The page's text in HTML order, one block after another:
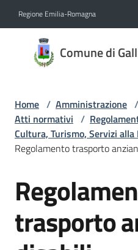
Regione Emilia-Romagna
Comune di
Comune
di
Amministrazione
Menu selezionato
Servizi
Vivere
Galliera
Home / Amministrazione /
Atti normativi /
Cultura, Turismo, Servizi alla
Regolamento trasporto
Salta al contenuto
trasporto